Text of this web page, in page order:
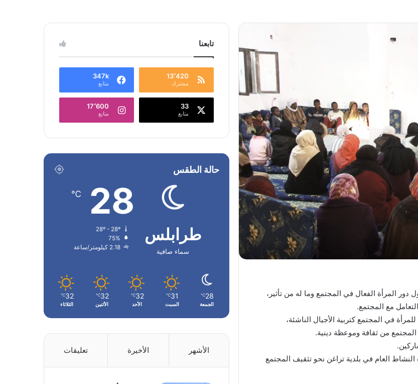
المرأة الفعال في المجتمع وما له من تأثير،
مع المجتمع.
في المجتمع كتربية الأجيال الناشئة،
من ثقافة وموعظة دينية.
العام في بلدية تراغن نحو تثقيف المجتمع
تابعنا
13٬420
مشترك
347k
متابع
33
متابع
17٬600
متابع
حالة الطقس
طرابلس
سماء صافية
28
℃
75%
2.18 كيلومتر/ساعة
28
℃
الجمعة
31
℃
السبت
32
℃
الأحد
32
℃
الأثنين
32
℃
الثلاثاء
الأشهر الأخيرة تعليقات